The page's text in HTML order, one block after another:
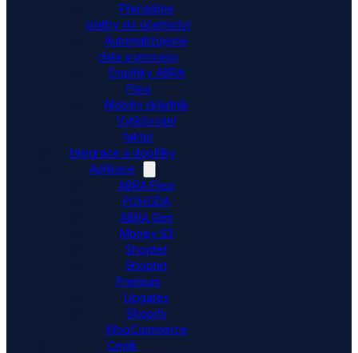
Přenášíme
platby do účetnictví
Automatizujeme
data a procesy
Doplňky ABRA
Flexi
Mobilní skladník
Vytěžování
faktur
Integrace a doplňky
Aplikace
ABRA Flexi
POHODA
ABRA Gen
Money S3
Shoptet
Shoptet
Premium
Upgates
Shopify
WooCommerce
Ceník